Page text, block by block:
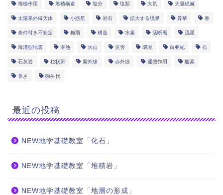
堆積作用 堆積構造 塩分 塩類 大気 大量絶滅
太陽系外縁天体 小惑星 岩石 拡大する境界 昇華 春
条件付き不安定 梅雨 構造 水素 活断層 流星
海溝型地震 潜熱 火山 災害 環境 白亜紀 石
石灰岩 粒状班 紫外線 赤外線 運搬作用 酸素
長さ 顕生代
最近の投稿
NEW地学基礎教室「化石」
NEW地学基礎教室「堆積岩」
NEW地学基礎教室「地層の形成」